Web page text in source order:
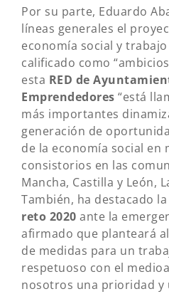
Por su parte, Eduardo
líneas generales el
economía social y
calificado como
esta RED de
Emprendedores “está
más importantes
generación de
de la economía social en
consistorios en las
Mancha, Castilla y León,
También, ha destacado
reto 2020 ante la
afirmado que planteará
de medidas para un
respetuoso con el
nosotros una prioridad y